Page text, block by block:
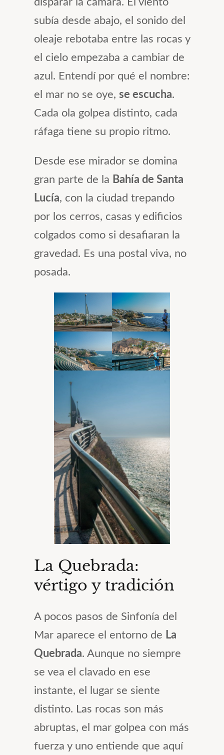
subía desde abajo, el sonido del
oleaje rebotaba entre las rocas y
el cielo empezaba a cambiar de
azul. Entendí por qué el nombre:
el mar no se oye, se escucha.
Cada ola golpea distinto, cada
ráfaga tiene su propio ritmo.
Desde ese mirador se domina
gran parte de la Bahía de Santa
Lucía, con la ciudad trepando
por los cerros, casas y edificios
colgados como si desafiaran la
gravedad. Es una postal viva, no
posada.
La Quebrada:
vértigo y tradición
A pocos pasos de Sinfonía del
Mar aparece el entorno de La
Quebrada. Aunque no siempre
se vea el clavado en ese
instante, el lugar se siente
distinto. Las rocas son más
abruptas, el mar golpea con más
fuerza y uno entiende que aquí